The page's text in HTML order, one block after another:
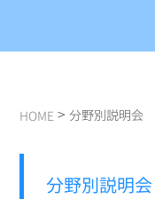
HOME >分野別説明会
分野別説明会